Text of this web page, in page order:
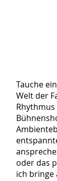
Tauche
Welt der
oder das
ich bringe